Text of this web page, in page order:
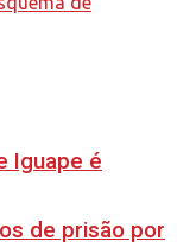
Iguape é
de prisão por